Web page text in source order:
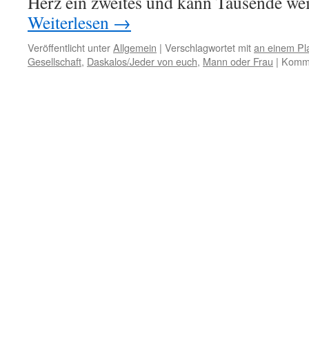
Weiterlesen →
Veröffentlicht unterAllgemein | Verschlagwortet mitan einem
Gesellschaft, Daskalos/Jeder von euch, Mann oder Frau |